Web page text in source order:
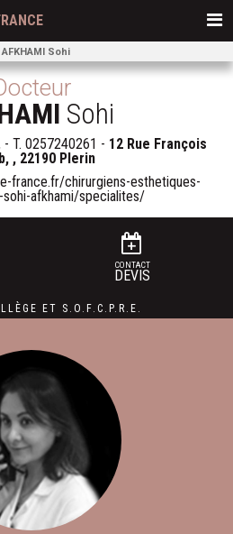
Sohi
Sohi
T. 0257240261 - 12 Rue François
, 22190 Plerin
france.fr/chirurgiens-esthetiques-
afkhami/specialites/
CONTACT
DEVIS
ET S.O.F.C.P.R.E.